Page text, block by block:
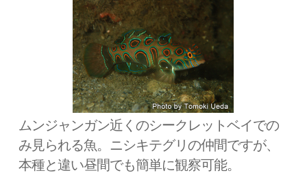
ムンジャンガン近くのシークレットベイでの
み見られる魚。ニシキテグリの仲間ですが、
本種と違い昼間でも簡単に観察可能。